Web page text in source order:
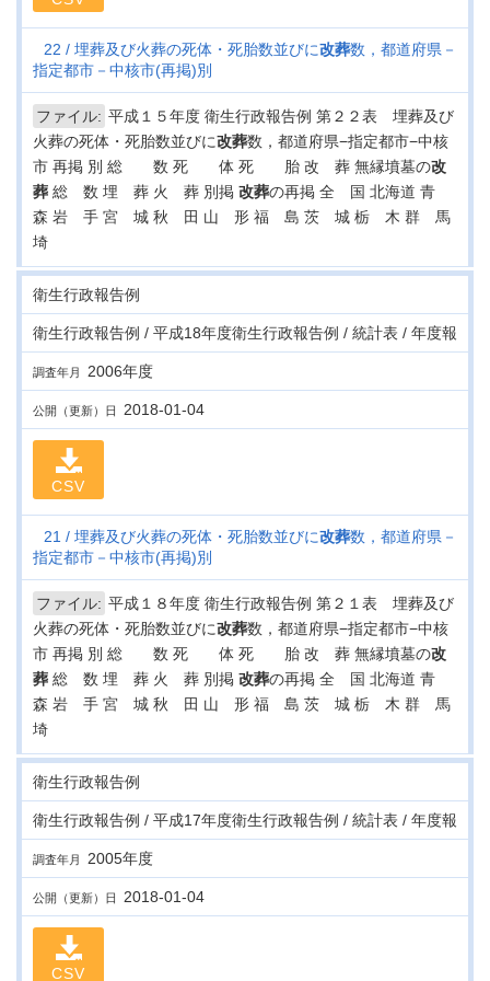
22 埋葬及び火葬の死体・死胎数並びに改葬数，都道府県－
指定都市－中核市(再掲)別
ファイル: 平成１５年度 衛生行政報告例 第２２表 埋葬及び
火葬の死体・死胎数並びに改葬数，都道府県−指定都市−中核
市 再掲 別 総 数 死 体 死 胎 改 葬 無縁墳墓の改
葬 総 数 埋 葬 火 葬 別掲 改葬の再掲 全 国 北海道 青
森 岩 手 宮 城 秋 田 山 形 福 島 茨 城 栃 木 群 馬
埼
衛生行政報告例
衛生行政報告例 / 平成18年度衛生行政報告例 / 統計表 / 年度報
調査年月 2006年度
公開（更新）日 2018-01-04
CSV
21 埋葬及び火葬の死体・死胎数並びに改葬数，都道府県－
指定都市－中核市(再掲)別
ファイル: 平成１８年度 衛生行政報告例 第２１表 埋葬及び
火葬の死体・死胎数並びに改葬数，都道府県−指定都市−中核
市 再掲 別 総 数 死 体 死 胎 改 葬 無縁墳墓の改
葬 総 数 埋 葬 火 葬 別掲 改葬の再掲 全 国 北海道 青
森 岩 手 宮 城 秋 田 山 形 福 島 茨 城 栃 木 群 馬
埼
衛生行政報告例
衛生行政報告例 / 平成17年度衛生行政報告例 / 統計表 / 年度報
調査年月 2005年度
公開（更新）日 2018-01-04
CSV